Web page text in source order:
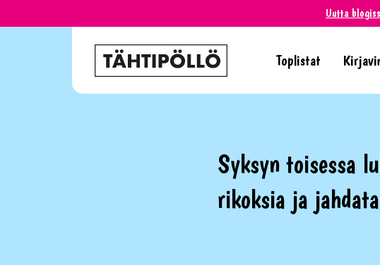
Uutta
Toplistat
Syksyn toisessa
rikoksia ja